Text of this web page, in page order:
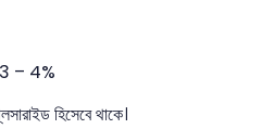
3 – 4%
হিসেবে থাকে।